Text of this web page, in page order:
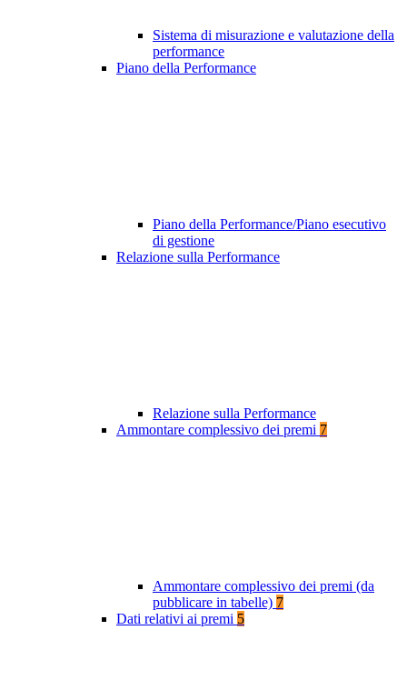
Sistema di misurazione e valutazione della
performance
Piano della Performance
Piano della Performance/Piano esecutivo
di gestione
Relazione sulla Performance
Relazione sulla Performance
Ammontare complessivo dei premi 7
Ammontare complessivo dei premi (da
pubblicare in tabelle) 7
Dati relativi ai premi 5